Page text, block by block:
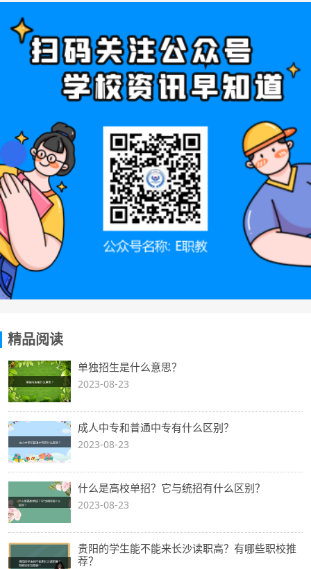
精品阅读
单独招生是什么意思？
2023-08-23
成人中专和普通中专有什么区别？
2023-08-23
什么是高校单招？它与统招有什么区别？
2023-08-23
贵阳的学生能不能来长沙读职高？有哪些职校推
荐？